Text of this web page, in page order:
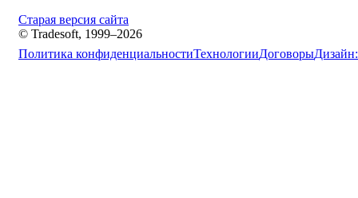
Старая версия сайта
© Tradesoft, 1999–2026
Политика конфиденциальностиТехнологииДоговорыДизайн: